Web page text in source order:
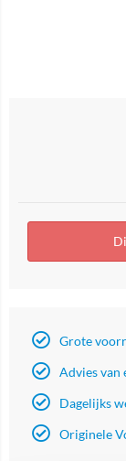
Grote
Advies van
Dagelijks
Originele